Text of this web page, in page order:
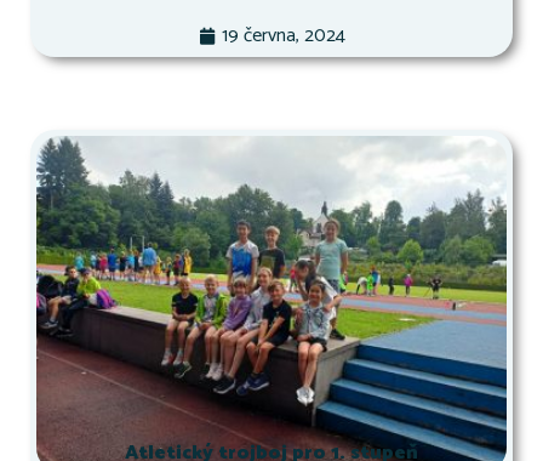
19 června, 2024
Atletický trojboj pro 1. stupeň